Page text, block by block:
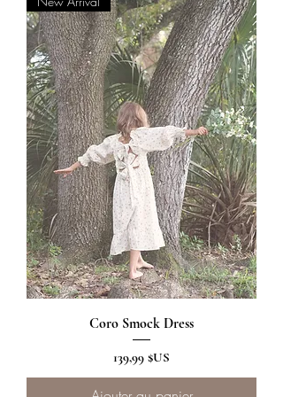
Coro Smock Dress
Prix
139,99 $US